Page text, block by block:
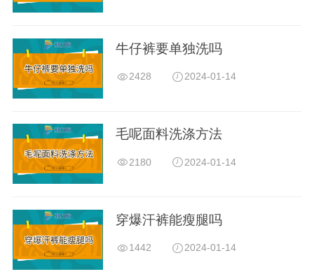
牛仔裤要单独洗吗
2428 2024-01-14
毛呢面料洗涤方法
2180 2024-01-14
穿爆汗裤能瘦腿吗
1442 2024-01-14